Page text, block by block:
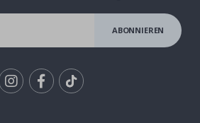
ABONNIEREN